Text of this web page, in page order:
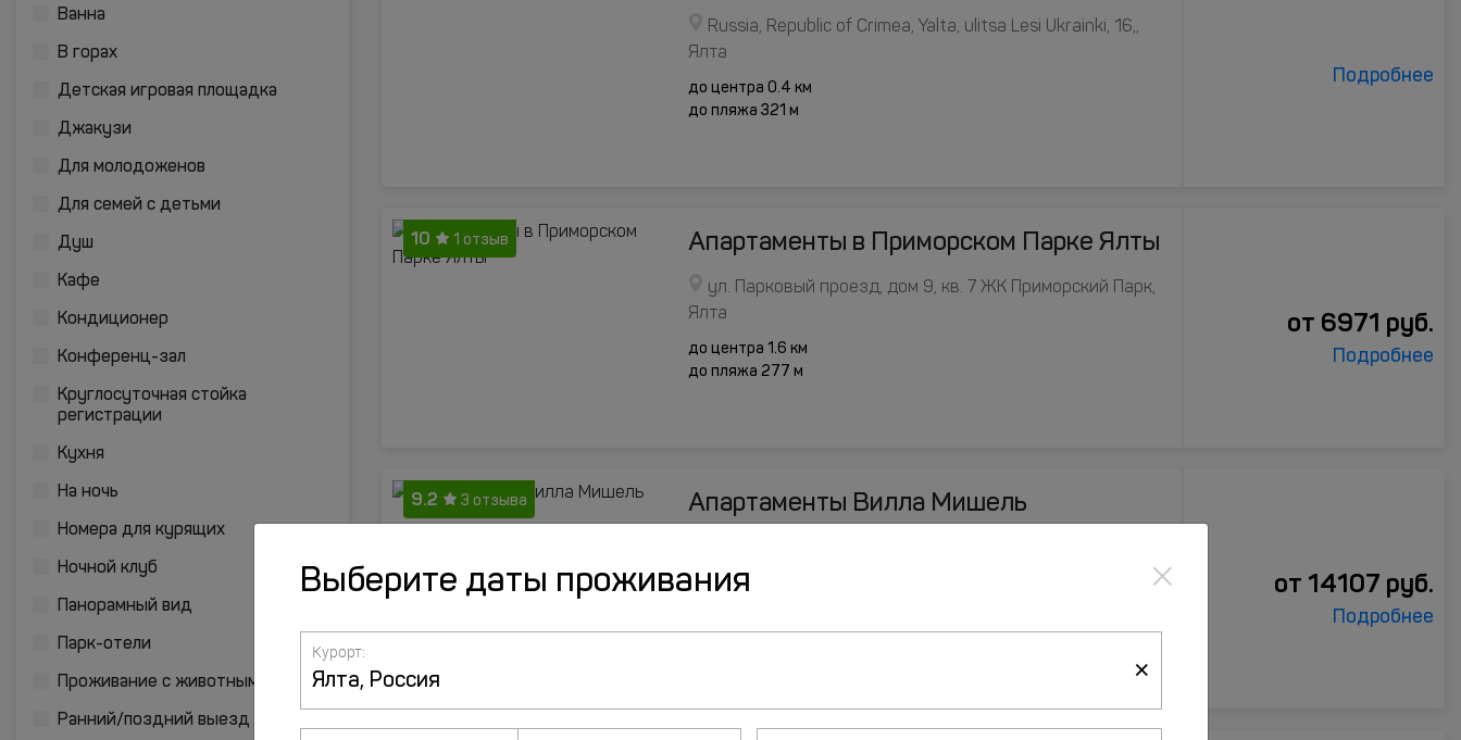
Ванна
В горах
Детская игровая площадка
Джакузи
Для молодоженов
Для семей с детьми
Душ
Кафе
Кондиционер
Конференц-зал
Круглосуточная стойка
регистрации
Кухня
На ночь
Номера для курящих
Ночной клуб
Панорамный вид
Парк-отели
Проживание с животными
Ранний/поздний выезд
Russia, Republic of Crimea, Yalta, ulitsa Lesi Ukrainki, 16,,
Ялта
до центра 0.4 км
до пляжа 321 м
Подробнее
10 1 отзыв Апартаменты в Приморском Парке Ялты
ул. Парковый проезд, дом 9, кв. 7 ЖК Приморский Парк,
Ялта
до центра 1.6 км
до пляжа 277 м
от 6971 руб.
Подробнее
9.2 3 отзыва Апартаменты Вилла Мишель
до центра 0.9 км
от 14107 руб.
Подробнее
Выберите даты проживания ×
Курорт:
×